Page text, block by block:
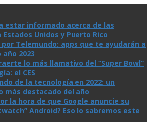
estar informado acerca de las
Estados Unidos y Puerto Rico
por Telemundo: apps que te ayudarán a
2023
lo más llamativo del “Super Bowl”
el CES
de la tecnologí­a en 2022: un
más destacado del año
la hora de que Google anuncie su
Android? Eso lo sabremos este